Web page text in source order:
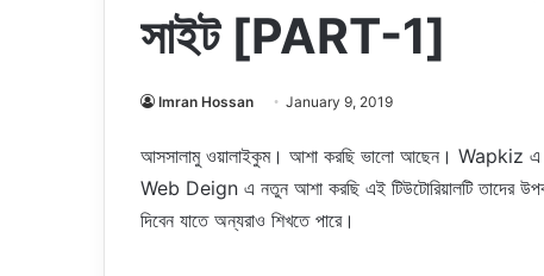
সাইট [PART-1]
Imran Hossan January 9, 2019
আসসালামু ওয়ালাইকুম। আশা করছি ভালো আছেন। Wapkiz এ
Web Deign এ নতুন আশা করছি এই টিউটোরিয়ালটি তাদের
দিবেন যাতে অন্যরাও শিখতে পারে।